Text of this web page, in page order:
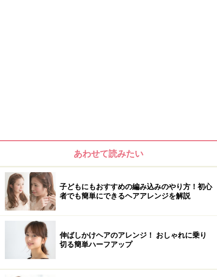
あわせて読みたい
子どもにもおすすめの編み込みのやり方！初心
者でも簡単にできるヘアアレンジを解説
伸ばしかけヘアのアレンジ！ おしゃれに乗り
切る簡単ハーフアップ